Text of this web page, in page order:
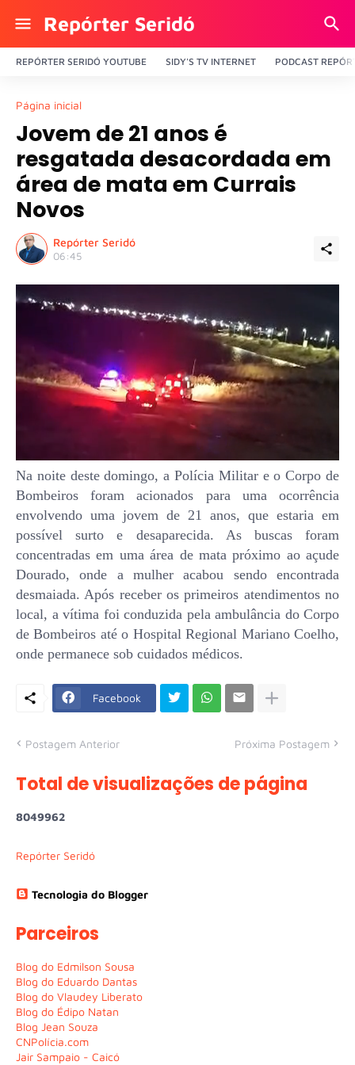
Repórter Seridó
REPÓRTER SERIDÓ YOUTUBE SIDY'S TV INTERNET PODCAST
Página inicial
Jovem de 21 anos é
resgatada desacordada em
área de mata em Currais
Novos
Repórter Seridó
06:45
Na noite deste domingo, a Polícia Militar e o Corpo de
Bombeiros foram acionados para uma ocorrência
envolvendo uma jovem de 21 anos, que estaria em
possível surto e desaparecida. As buscas foram
concentradas em uma área de mata próximo ao açude
Dourado, onde a mulher acabou sendo encontrada
desmaiada. Após receber os primeiros atendimentos no
local, a vítima foi conduzida pela ambulância do Corpo
de Bombeiros até o Hospital Regional Mariano Coelho,
onde permanece sob cuidados médicos.
Facebook
Postagem Anterior Próxima Postagem
Total de visualizações de página
8049962
Repórter Seridó
Tecnologia do Blogger
Parceiros
Blog do Edmilson Sousa
Blog do Eduardo Dantas
Blog do Vlaudey Liberato
Blog do Édipo Natan
Blog Jean Souza
CNPolícia.com
Jair Sampaio - Caicó